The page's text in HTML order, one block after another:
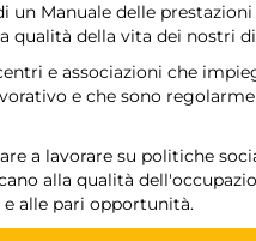
Manuale delle
qualità della vita dei nostri
e associazioni che
e che sono
a lavorare su politiche
alla qualità
alle pari opportunità.